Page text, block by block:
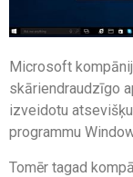
Microsoft
skāriendraudzīgo
izveidotu
programmu
Tomēr tagad